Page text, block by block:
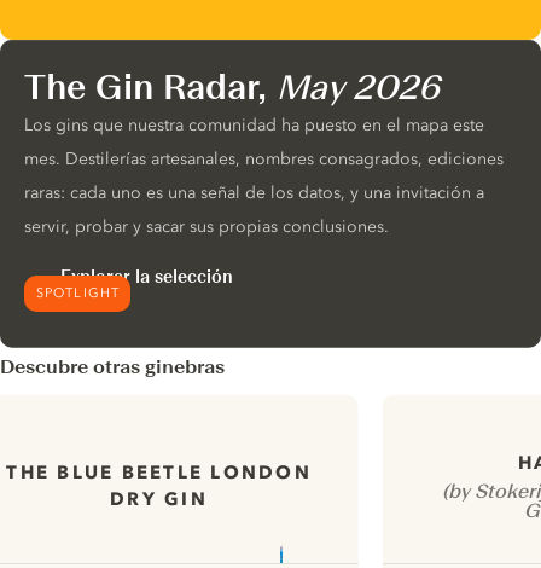
SPOTLIGHT
The Gin Radar, May 2026
Los gins que nuestra comunidad ha puesto en el mapa este
mes. Destilerías artesanales, nombres consagrados, ediciones
raras: cada uno es una señal de los datos, y una invitación a
servir, probar y sacar sus propias conclusiones.
Explorar la selección
Descubre otras ginebras
THE BLUE BEETLE LONDON
DRY GIN
(by